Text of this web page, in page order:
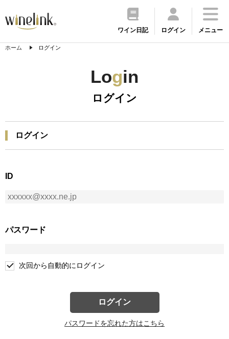
ワイン日記 ログイン メニュー
ホーム ログイン
Login
ログイン
ログイン
ID
パスワード
次回から自動的にログイン
ログイン
パスワードを忘れた方はこちら